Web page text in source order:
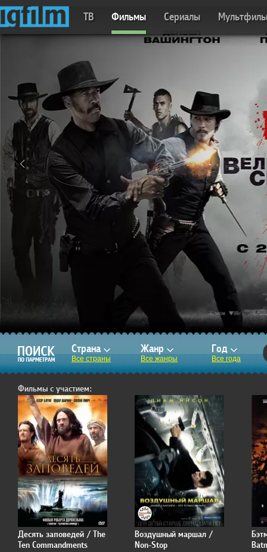
ТВ Фильмы Сериалы
Страна
Все страны
Жанр
Все жанры
Год
Все года
Фильмы с участием:
Десять заповедей / The
Ten Commandments
Воздушный маршал /
Non-Stop